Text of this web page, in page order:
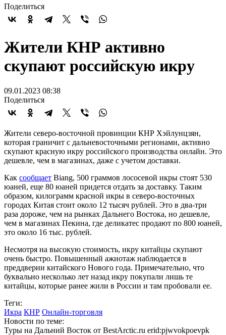
Поделиться
Жители КНР активно
скупают российскую икру
09.01.2023 08:38
Поделиться
Жители северо-восточной провинции КНР Хэйлунцзян,
которая граничит с дальневосточными регионами, активно
скупают красную икру российского производства онлайн. Это
дешевле, чем в магазинах, даже с учетом доставки.
Как сообщает Biang, 500 граммов лососевой икры стоят 530
юаней, еще 80 юаней придется отдать за доставку. Таким
образом, килограмм красной икры в северо-восточных
городах Китая стоит около 12 тысяч рублей. Это в два-три
раза дороже, чем на рынках Дальнего Востока, но дешевле,
чем в магазинах Пекина, где деликатес продают по 800 юаней,
это около 16 тыс. рублей.
Несмотря на высокую стоимость, икру китайцы скупают
очень быстро. Повышенный ажиотаж наблюдается в
преддверии китайского Нового года. Примечательно, что
буквально несколько лет назад икру покупали лишь те
китайцы, которые ранее жили в России и там пробовали ее.
Теги:
Икра КНР Онлайн-торговля
Новости по теме:
Туры на Дальний Восток от BestArctic.ru erid:pjwvokpoevpk